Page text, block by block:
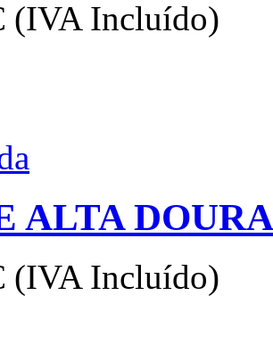
(IVA Incluído)
ALTA
(IVA Incluído)